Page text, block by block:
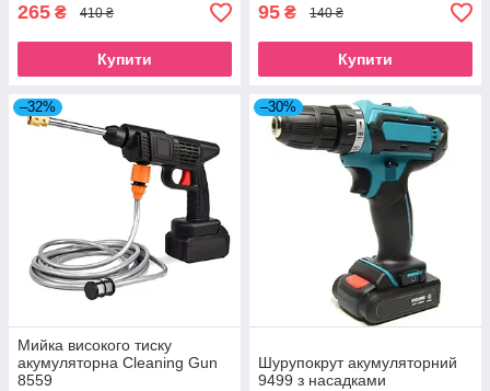
265 ₴ 410 ₴
Купити
95 ₴ 140 ₴
Купити
–32%
Мийка високого тиску
акумуляторна Cleaning Gun
8559
–30%
Шурупокрут акумуляторний
9499 з насадками